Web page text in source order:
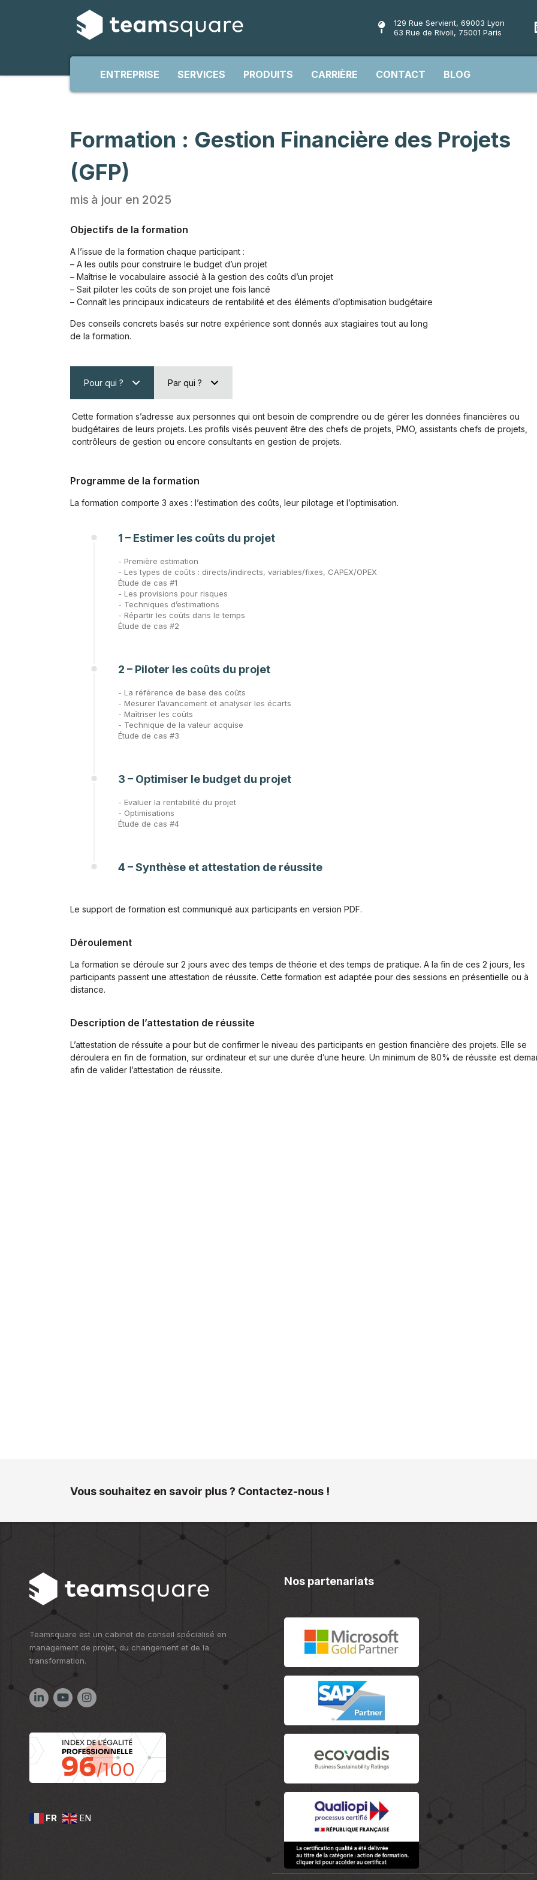
129 Rue Servient, 69003 Lyon
63 Rue de Rivoli, 75001 Paris
ENTREPRISE SERVICES PRODUITS CARRIÈRE CONTACT BLOG
Formation : Gestion Financière des Projets
(GFP)
mis à jour en 2025
Objectifs de la formation
A l’issue de la formation chaque participant :
– A les outils pour construire le budget d’un projet
– Maîtrise le vocabulaire associé à la gestion des coûts d’un projet
– Sait piloter les coûts de son projet une fois lancé
– Connaît les principaux indicateurs de rentabilité et des éléments d’optimisation budgétaire
Des conseils concrets basés sur notre expérience sont donnés aux stagiaires tout au long
de la formation.
Pour qui ? Par qui ?
Cette formation s’adresse aux personnes qui ont besoin de comprendre ou de gérer les données financières ou
budgétaires de leurs projets. Les profils visés peuvent être des chefs de projets, PMO, assistants chefs de projets,
contrôleurs de gestion ou encore consultants en gestion de projets.
Programme de la formation
La formation comporte 3 axes : l’estimation des coûts, leur pilotage et l’optimisation.
1 – Estimer les coûts du projet
- Première estimation
- Les types de coûts : directs/indirects, variables/fixes, CAPEX/OPEX
Étude de cas #1
- Les provisions pour risques
- Techniques d’estimations
- Répartir les coûts dans le temps
Étude de cas #2
2 – Piloter les coûts du projet
- La référence de base des coûts
- Mesurer l’avancement et analyser les écarts
- Maîtriser les coûts
- Technique de la valeur acquise
Étude de cas #3
3 – Optimiser le budget du projet
- Evaluer la rentabilité du projet
- Optimisations
Étude de cas #4
4 – Synthèse et attestation de réussite
Le support de formation est communiqué aux participants en version PDF.
Déroulement
La formation se déroule sur 2 jours avec des temps de théorie et des temps de pratique. A la fin de ces 2 jours, les
participants passent une attestation de réussite. Cette formation est adaptée pour des sessions en présentielle ou à
distance.
Description de l’attestation de réussite
L’attestation de réssuite a pour but de confirmer le niveau des participants en gestion financière des projets. Elle se
déroulera en fin de formation, sur ordinateur et sur une durée d’une heure. Un minimum de 80% de réussite est
afin de valider l’attestation de réussite.
Vous souhaitez en savoir plus ? Contactez-nous !
Teamsquare est un cabinet de conseil spécialisé en
management de projet, du changement et de la
transformation.
FR EN
Nos partenariats